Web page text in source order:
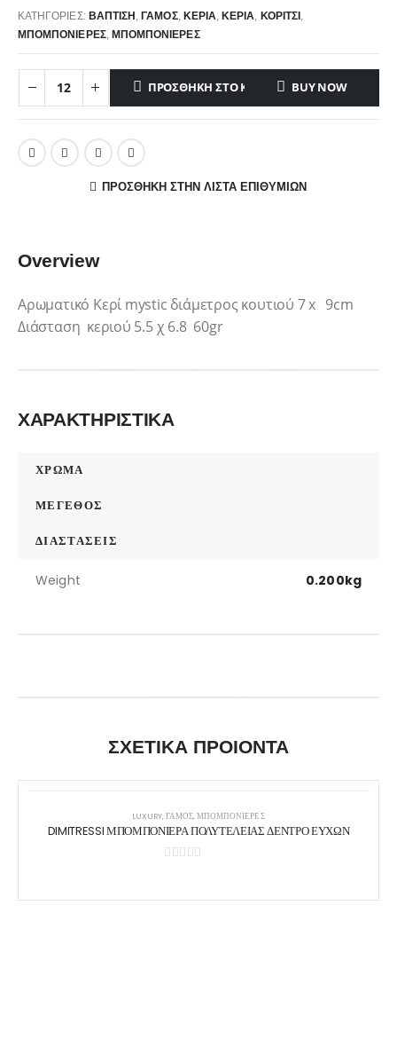
ΚΑΤΗΓΟΡΊΕΣ: ΒΑΠΤΙΣΗ ,ΓΑΜΟΣ, ΚΕΡΙΆ ,ΚΕΡΙΆ ΚΟΡΊΤΣΙ
ΜΠΟΜΠΟΝΙΈΡΕΣ, ΜΠΟΜΠΟΝΙΈΡΕΣ
ΠΡΟΣΘΉΚΗ ΣΤΟ ΚΑΛΆΘΙ BUY NOW
ΠΡΌΣΘΉΚΗ ΣΤΗΝ ΛΊΣΤΑ ΕΠΙΘΥΜΙΏΝ
Overview
Αρωματικό Κερί mystic διάμετρος κουτιού 7 x 9cm
Διάσταση κεριού 5.5 χ 6.8 60gr
ΧΑΡΑΚΤΗΡΙΣΤΙΚΑ
ΧΡΩΜΑ
ΜΕΓΕΘΟΣ
ΔΙΑΣΤΑΣΕΙΣ
Weight 0.200kg
ΣΧΕΤΙΚΑ ΠΡΟΙΟΝΤΑ
LUXURY, ΓΑΜΟΣ,ΜΠΟΜΠΟΝΙΈΡΕΣ
DIMITRESSI ΜΠΟΜΠΟΝΙΕΡΑ ΠΟΛΥΤΕΛΕΙΑΣ ΔΕΝΤΡΟ ΕΥΧΩΝ